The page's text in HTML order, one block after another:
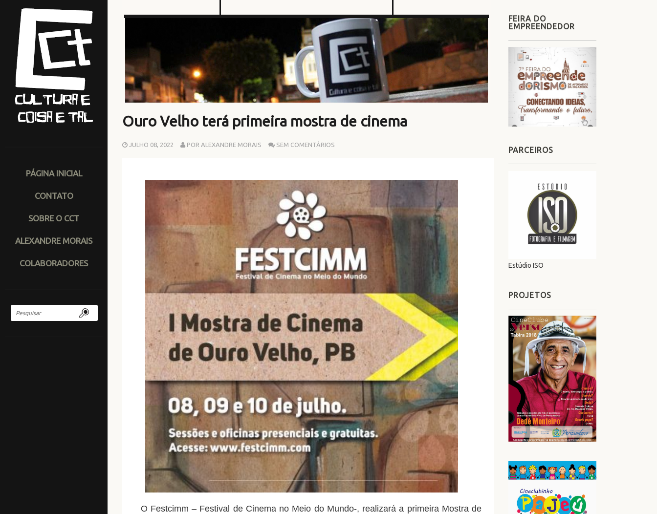
PÁGINA INICIAL
CONTATO
SOBRE O CCT
ALEXANDRE MORAIS
COLABORADORES
Ouro Velho terá primeira mostra de cinema
JULHO 08, 2022 POR ALEXANDRE MORAIS SEM COMENTÁRIOS
O Festcimm – Festival de Cinema no Meio do Mundo-, realizará a primeira Mostra de
FEIRA DO
EMPREENDEDOR
PARCEIROS
Estúdio ISO
PROJETOS